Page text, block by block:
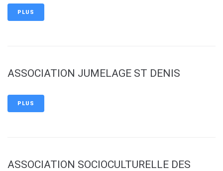
PLUS
ASSOCIATION JUMELAGE ST DENIS
PLUS
ASSOCIATION SOCIOCULTURELLE DES